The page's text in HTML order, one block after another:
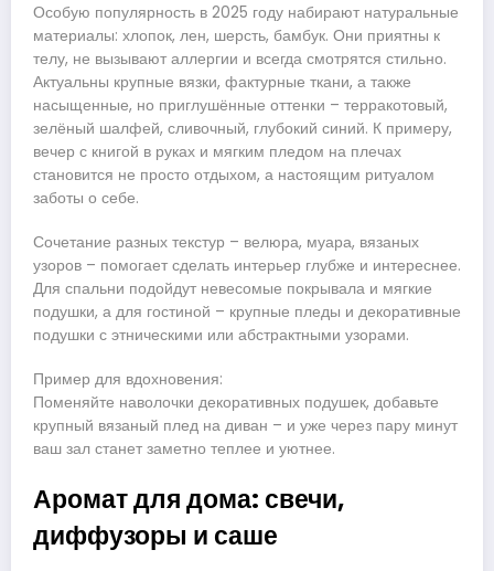
Особую популярность в 2025 году набирают натуральные
материалы: хлопок, лен, шерсть, бамбук. Они приятны к
телу, не вызывают аллергии и всегда смотрятся стильно.
Актуальны крупные вязки, фактурные ткани, а также
насыщенные, но приглушённые оттенки – терракотовый,
зелёный шалфей, сливочный, глубокий синий. К примеру,
вечер с книгой в руках и мягким пледом на плечах
становится не просто отдыхом, а настоящим ритуалом
заботы о себе.
Сочетание разных текстур – велюра, муара, вязаных
узоров – помогает сделать интерьер глубже и интереснее.
Для спальни подойдут невесомые покрывала и мягкие
подушки, а для гостиной – крупные пледы и декоративные
подушки с этническими или абстрактными узорами.
Пример для вдохновения:
Поменяйте наволочки декоративных подушек, добавьте
крупный вязаный плед на диван – и уже через пару минут
ваш зал станет заметно теплее и уютнее.
Аромат для дома: свечи,
диффузоры и саше